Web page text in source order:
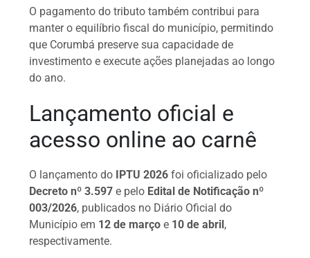
O pagamento do tributo também contribui para
manter o equilíbrio fiscal do município, permitindo
que Corumbá preserve sua capacidade de
investimento e execute ações planejadas ao longo
do ano.
Lançamento oficial e
acesso online ao carnê
O lançamento do IPTU 2026 foi oficializado pelo
Decreto nº 3.597 e pelo Edital de Notificação nº
003/2026, publicados no Diário Oficial do
Município em 12 de março e 10 de abril,
respectivamente.